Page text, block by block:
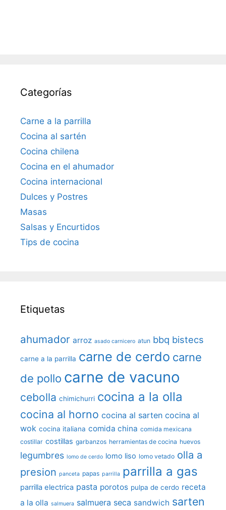
Categorías
Carne a la parrilla
Cocina al sartén
Cocina chilena
Cocina en el ahumador
Cocina internacional
Dulces y Postres
Masas
Salsas y Encurtidos
Tips de cocina
Etiquetas
ahumador arroz asado carnicero atun bbq bistecs
carne a la parrilla carne de cerdo carne
de pollo carne de vacuno
cebolla chimichurri cocina a la olla
cocina al horno cocina al sarten cocina al
wok cocina italiana comida china comida mexicana
costillar costillas garbanzos herramientas de cocina huevos
legumbres lomo de cerdo lomo liso lomo vetado olla a
presion panceta papas parrilla parrilla a gas
parrilla electrica pasta porotos pulpa de cerdo receta
a la olla salmuera salmuera seca sandwich sarten